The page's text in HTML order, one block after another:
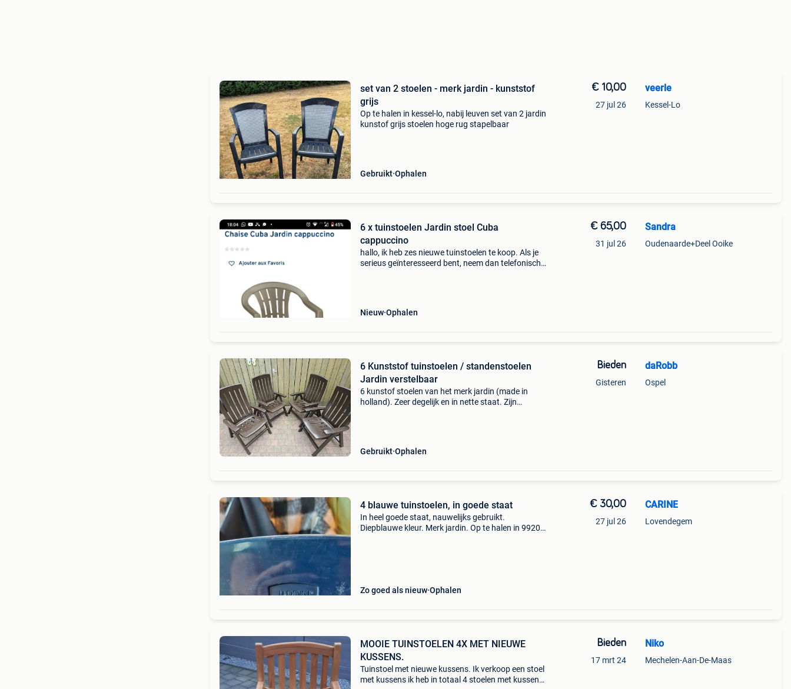
set van 2 stoelen - merk jardin - kunststof
grijs
Op te halen in kessel-lo, nabij leuven set van 2 jardin
kunstof grijs stoelen hoge rug stapelbaar
Gebruikt Ophalen
€ 10,00
27 jul 26
veerle
Kessel-Lo
6 x tuinstoelen Jardin stoel Cuba
cappuccino
​hallo, ik heb zes nieuwe tuinstoelen te koop. Als je
serieus geïnteresseerd bent, neem dan telefonisch
Nieuw Ophalen
€ 65,00
31 jul 26
Sandra
Oudenaarde+Deel Ooike
6 Kunststof tuinstoelen / standenstoelen
Jardin verstelbaar
6 kunstof stoelen van het merk jardin (made in
holland). Zeer degelijk en in nette staat. Zijn
Gebruikt Ophalen
Bieden
Gisteren
daRobb
Ospel
4 blauwe tuinstoelen, in goede staat
In heel goede staat, nauwelijks gebruikt.
Diepblauwe kleur. Merk jardin. Op te halen in 9920
Zo goed als nieuw Ophalen
€ 30,00
27 jul 26
CARINE
Lovendegem
MOOIE TUINSTOELEN 4X MET NIEUWE
KUSSENS.
Tuinstoel met nieuwe kussens. Ik verkoop een stoel
met kussens ik heb in totaal 4 stoelen met kussens.
Bieden
17 mrt 24
Niko
Mechelen-Aan-De-Maas